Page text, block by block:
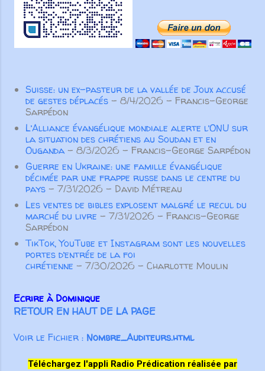
amis des États-Unis. Même nos
fondateurs anglophones ont
choisi de servir en français,
montrant la force
Aujourd’hui encore, nos
partenaires
demeurent essentiels. Aucune
œuvre ...
forme un tout solide, bien uni par
toutes les articulations dont il est
pourvu. Ainsi, lorsque chaque
partie fonctionne comme elle doit,
l’amour” ( Ep 4. 15-16 ). Pour Paul
l’important n’est pas tant d’éviter
de parler de manière inconsidérée
ou vaine, ou de colporter des
médisances ou des mensonges,
mais surtout de prononcer des
paroles qui participeront à la
croissance spirituelle des autres
croyants. Pas seulement des
paroles aimables qui “font du bien
au corps”, m...
Suisse: un ex-pasteur de la vallée de Joux accusé
de gestes déplacés - 8/4/2026 - Francis-George
Sarpédon
L’Alliance évangélique mondiale alerte l’ONU sur
la situation des chrétiens au Soudan et en
Ouganda - 8/3/2026 - Francis-George Sarpédon
Guerre en Ukraine: une famille évangélique
décimée par une frappe russe dans le centre du
pays - 7/31/2026 - David Métreau
Les ventes de bibles explosent malgré le recul du
marché du livre - 7/31/2026 - Francis-George
Sarpédon
TikTok, YouTube et Instagram sont les nouvelles
portes d’entrée de la foi
chrétienne - 7/30/2026 - Charlotte Moulin
Ecrire à Dominique
RETOUR EN HAUT DE LA PAGE
Voir le Fichier : Nombre_Auditeurs.html
Téléchargez l'appli Radio Prédication réalisée par